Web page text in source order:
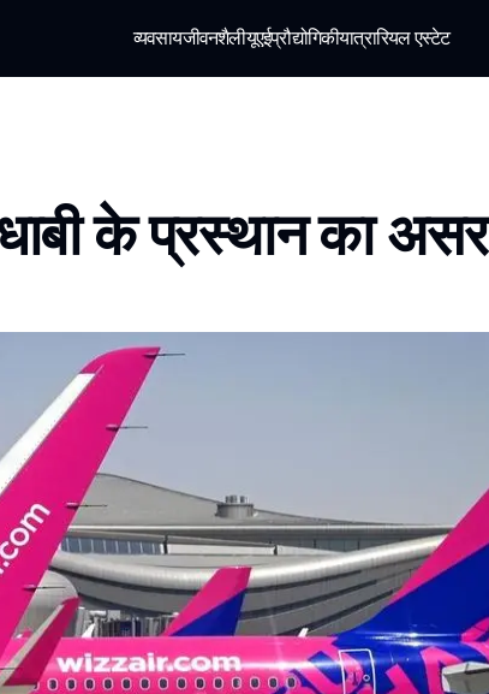
व्यवसायजीवनशैलीयूएईप्रौद्योगिकीयात्रारियल एस्टेट
के प्रस्थान का असर